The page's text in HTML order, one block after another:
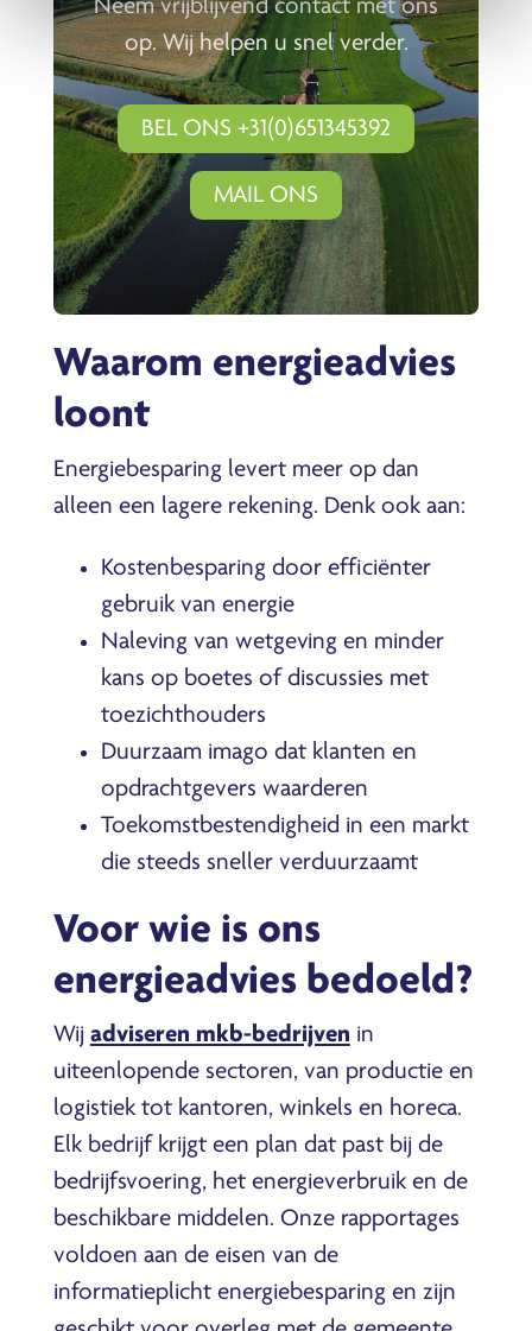
Neem vrijblijvend contact met ons
op. Wij helpen u snel verder.
BEL ONS +31(0)651345392
MAIL ONS
Waarom energieadvies
loont
Energiebesparing levert meer op dan
alleen een lagere rekening. Denk ook aan:
Kostenbesparing door efficiënter
gebruik van energie
Naleving van wetgeving en minder
kans op boetes of discussies met
toezichthouders
Duurzaam imago dat klanten en
opdrachtgevers waarderen
Toekomstbestendigheid in een markt
die steeds sneller verduurzaamt
Voor wie is ons
energieadvies bedoeld?
Wij adviseren mkb-bedrijven in
uiteenlopende sectoren, van productie en
logistiek tot kantoren, winkels en horeca.
Elk bedrijf krijgt een plan dat past bij de
bedrijfsvoering, het energieverbruik en de
beschikbare middelen. Onze rapportages
voldoen aan de eisen van de
informatieplicht energiebesparing en zijn